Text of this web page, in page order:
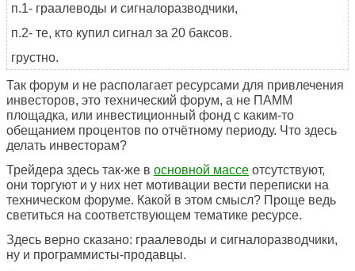
п.1- граалеводы и сигналоразводчики,
п.2- те, кто купил сигнал за 20 баксов.
грустно.
Так форум и не располагает ресурсами для привлечения
инвесторов, это технический форум, а не ПАММ
площадка, или инвестиционный фонд с каким-то
обещанием процентов по отчётному периоду. Что здесь
делать инвесторам?
Трейдера здесь так-же в основной массе отсутствуют,
они торгуют и у них нет мотивации вести переписки на
техническом форуме. Какой в этом смысл? Проще ведь
светиться на соответствующем тематике ресурсе.
Здесь верно сказано: граалеводы и сигналоразводчики,
ну и программисты-продавцы.